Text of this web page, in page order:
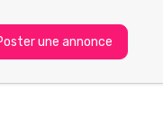
une annonce